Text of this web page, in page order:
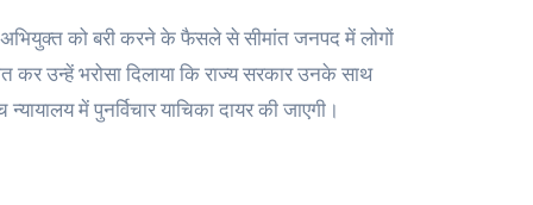
कर उन्हें भरोसा दिलाया कि राज्य सरकार उनके साथ
में पुनर्विचार याचिका दायर की जाएगी।